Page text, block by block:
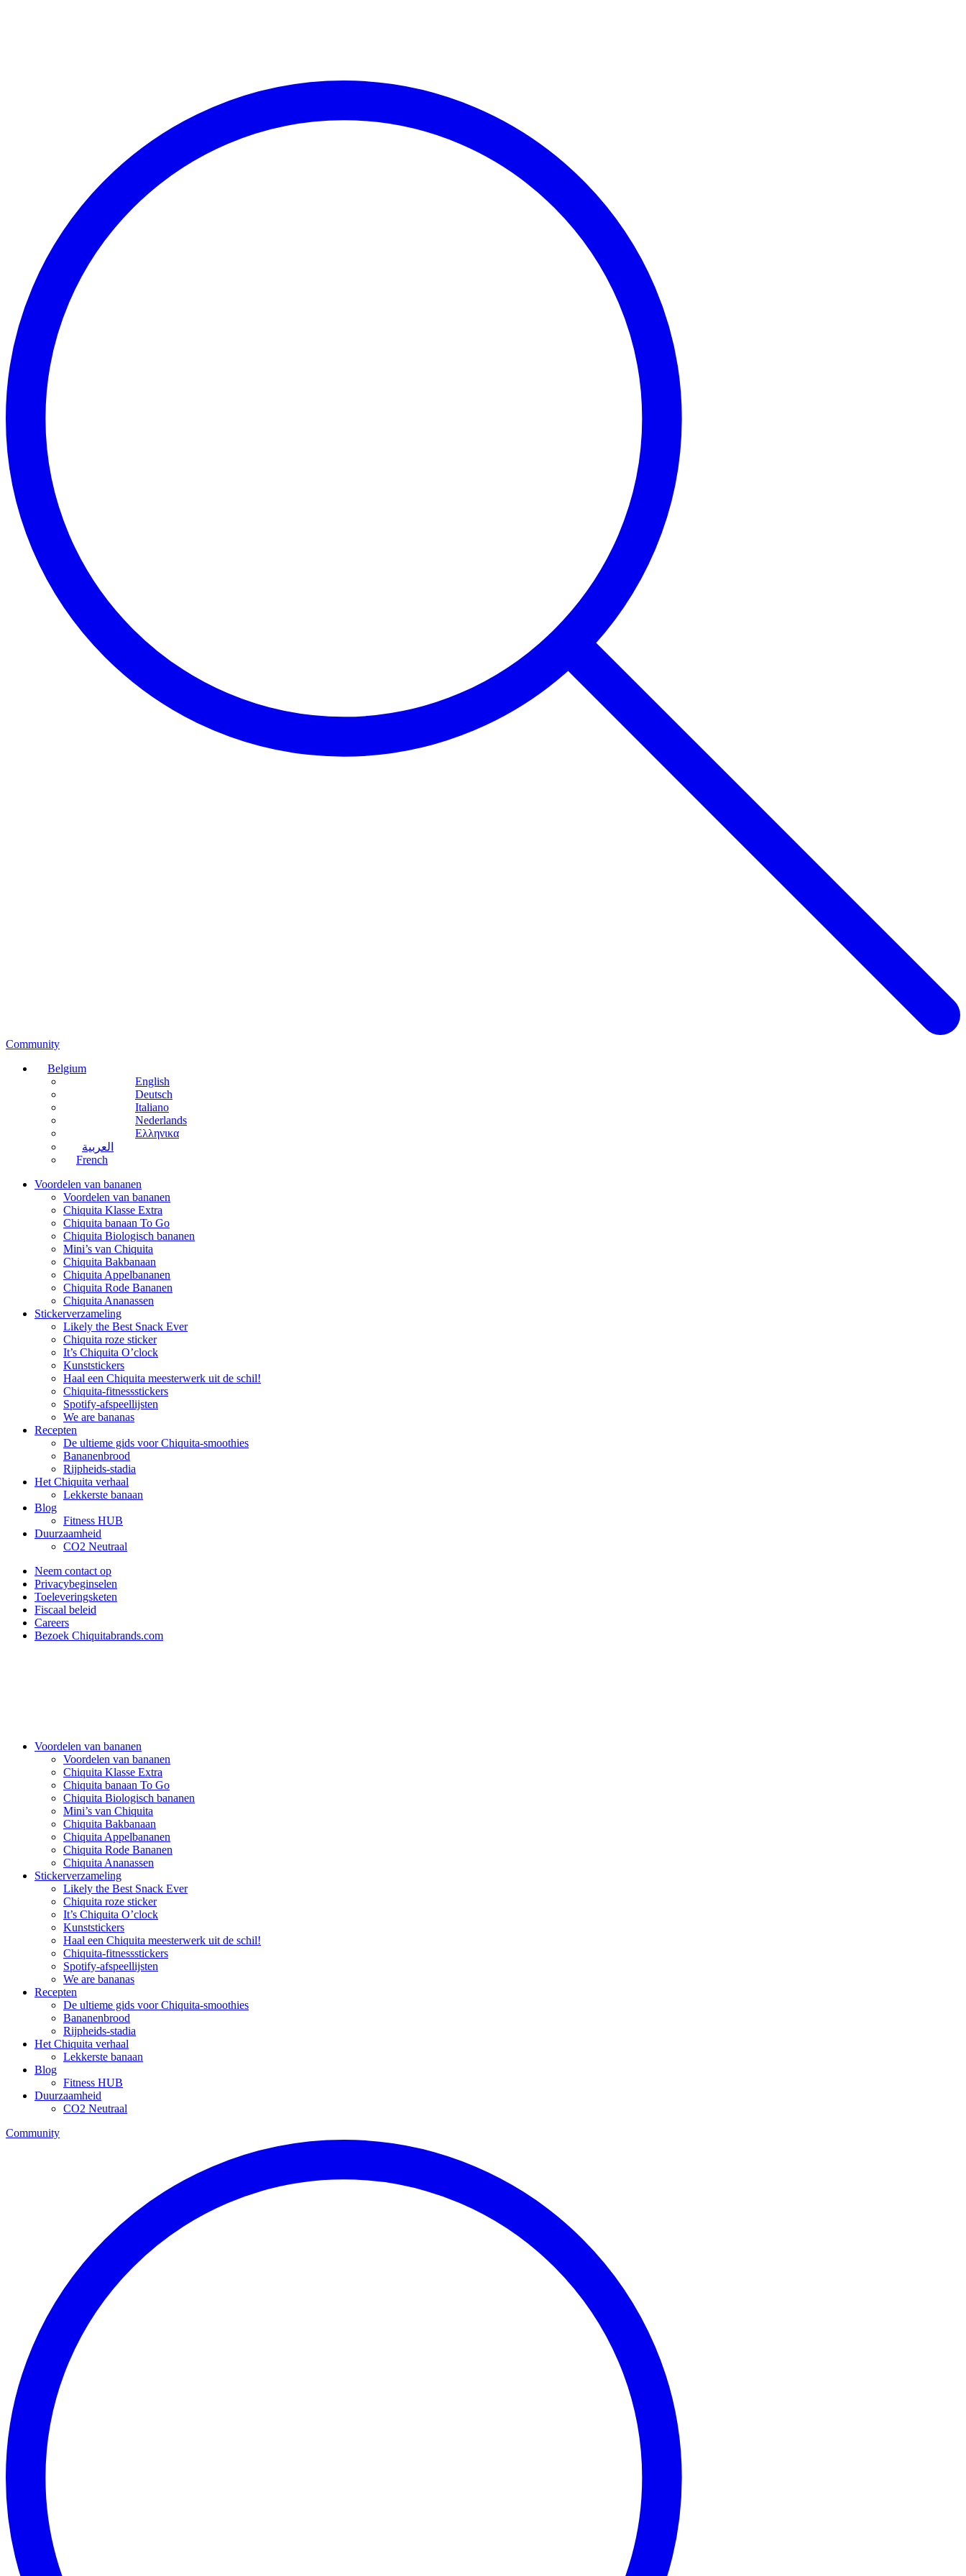
Community
Belgium
English
Deutsch
Italiano
Nederlands
Ελληνικα
العربية
French
Voordelen van bananen
Voordelen van bananen
Chiquita Klasse Extra
Chiquita banaan To Go
Chiquita Biologisch bananen
Mini’s van Chiquita
Chiquita Bakbanaan
Chiquita Appelbananen
Chiquita Rode Bananen
Chiquita Ananassen
Stickerverzameling
Likely the Best Snack Ever
Chiquita roze sticker
It’s Chiquita O’clock
Kunststickers
Haal een Chiquita meesterwerk uit de schil!
Chiquita-fitnessstickers
Spotify-afspeellijsten
We are bananas
Recepten
De ultieme gids voor Chiquita-smoothies
Bananenbrood
Rijpheids-stadia
Het Chiquita verhaal
Lekkerste banaan
Blog
Fitness HUB
Duurzaamheid
CO2 Neutraal
Neem contact op
Privacybeginselen
Toeleveringsketen
Fiscaal beleid
Careers
Bezoek Chiquitabrands.com
Voordelen van bananen
Voordelen van bananen
Chiquita Klasse Extra
Chiquita banaan To Go
Chiquita Biologisch bananen
Mini’s van Chiquita
Chiquita Bakbanaan
Chiquita Appelbananen
Chiquita Rode Bananen
Chiquita Ananassen
Stickerverzameling
Likely the Best Snack Ever
Chiquita roze sticker
It’s Chiquita O’clock
Kunststickers
Haal een Chiquita meesterwerk uit de schil!
Chiquita-fitnessstickers
Spotify-afspeellijsten
We are bananas
Recepten
De ultieme gids voor Chiquita-smoothies
Bananenbrood
Rijpheids-stadia
Het Chiquita verhaal
Lekkerste banaan
Blog
Fitness HUB
Duurzaamheid
CO2 Neutraal
Community